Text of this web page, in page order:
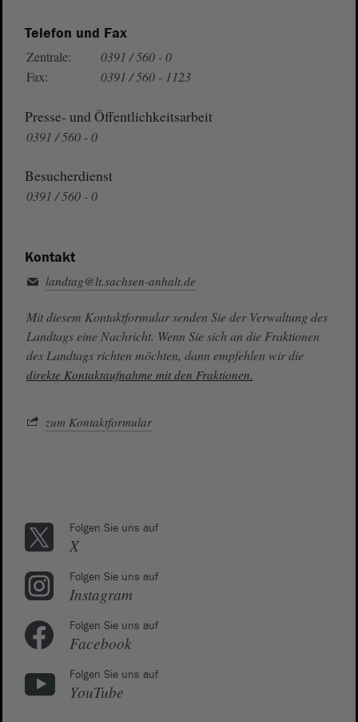
Telefon und Fax
Zentrale:
0391 / 560 - 0
Fax:
0391 / 560 - 1123
Presse- und Öffentlichkeitsarbeit
0391 / 560 - 0
Besucherdienst
0391 / 560 - 0
Kontakt
landtag@lt.sachsen-anhalt.de
Mit diesem Kontaktformular senden Sie der Verwaltung des
Landtags eine Nachricht. Wenn Sie sich an die Fraktionen
des Landtags richten möchten, dann empfehlen wir die
direkte Kontaktaufnahme mit den Fraktionen.
zum Kontaktformular
Folgen Sie uns auf
X
Folgen Sie uns auf
Instagram
Folgen Sie uns auf
Facebook
Folgen Sie uns auf
YouTube